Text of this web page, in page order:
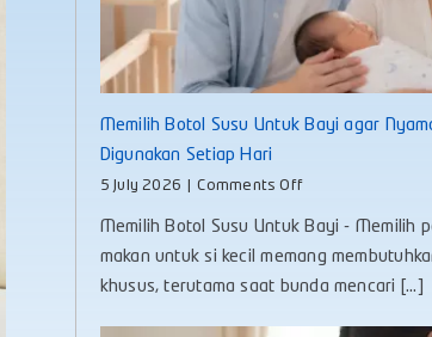
Memilih Botol Susu Untuk Bayi agar
Digunakan Setiap Hari
5 July 2026 Comments Offon
Botol
Susu
Memilih Botol Susu Untuk Bayi - Memilih
makan untuk si kecil memang
khusus, terutama saat bunda mencari [...]